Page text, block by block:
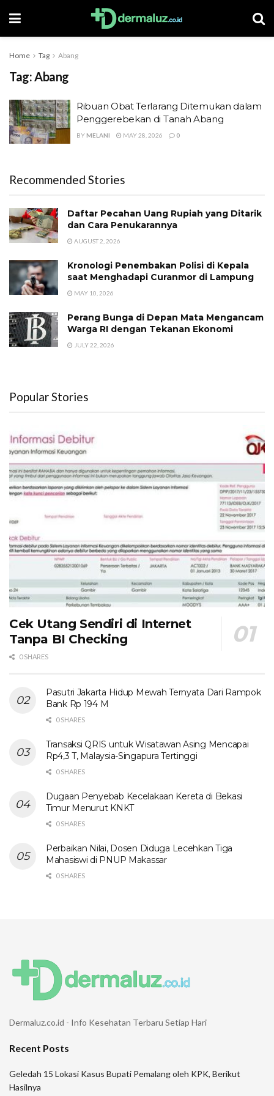
Home Tag Abang
Tag:Abang
Ribuan Obat Terlarang Ditemukan dalam
Penggerebekan di Tanah Abang
BY MELANI MAY 28, 2026 0
Recommended Stories
Daftar Pecahan Uang Rupiah yang Ditarik
dan Cara Penukarannya
AUGUST 2, 2026
Kronologi Penembakan Polisi di Kepala
saat Menghadapi Curanmor di Lampung
MAY 10, 2026
Perang Bunga di Depan Mata Mengancam
Warga RI dengan Tekanan Ekonomi
JULY 22, 2026
Popular Stories
Cek Utang Sendiri di Internet
Tanpa BI Checking
0 SHARES
Pasutri Jakarta Hidup Mewah Ternyata Dari Rampok
Bank Rp 194 M
0 SHARES
Transaksi QRIS untuk Wisatawan Asing Mencapai
Rp4,3 T, Malaysia-Singapura Tertinggi
0 SHARES
Dugaan Penyebab Kecelakaan Kereta di Bekasi
Timur Menurut KNKT
0 SHARES
Perbaikan Nilai, Dosen Diduga Lecehkan Tiga
Mahasiswi di PNUP Makassar
0 SHARES
Dermaluz.co.id - Info Kesehatan Terbaru Setiap Hari
Recent Posts
Geledah 15 Lokasi Kasus Bupati Pemalang oleh KPK, Berikut
Hasilnya